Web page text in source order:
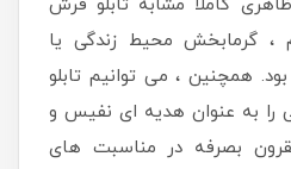
کاملا مشابه تابلو فرش
گرمابخش محیط زندگی یا
همچنین ، می توانیم تابلو
را به عنوان هدیه ای نفیس و
بصرفه در مناسبت های